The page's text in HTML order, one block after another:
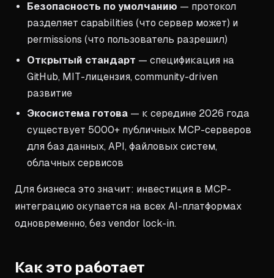
Безопасность по умолчанию — протокол
разделяет capabilities (что сервер может) и
permissions (что пользователь разрешил)
Открытый стандарт — спецификация на
GitHub, MIT-лицензия, community-driven
развитие
Экосистема готова — к середине 2026 года
существует 5000+ публичных MCP-серверов
для баз данных, API, файловых систем,
облачных сервисов
Для бизнеса это значит: инвестиция в MCP-
интеграцию окупается на всех AI-платформах
одновременно, без vendor lock-in.
Как это работает